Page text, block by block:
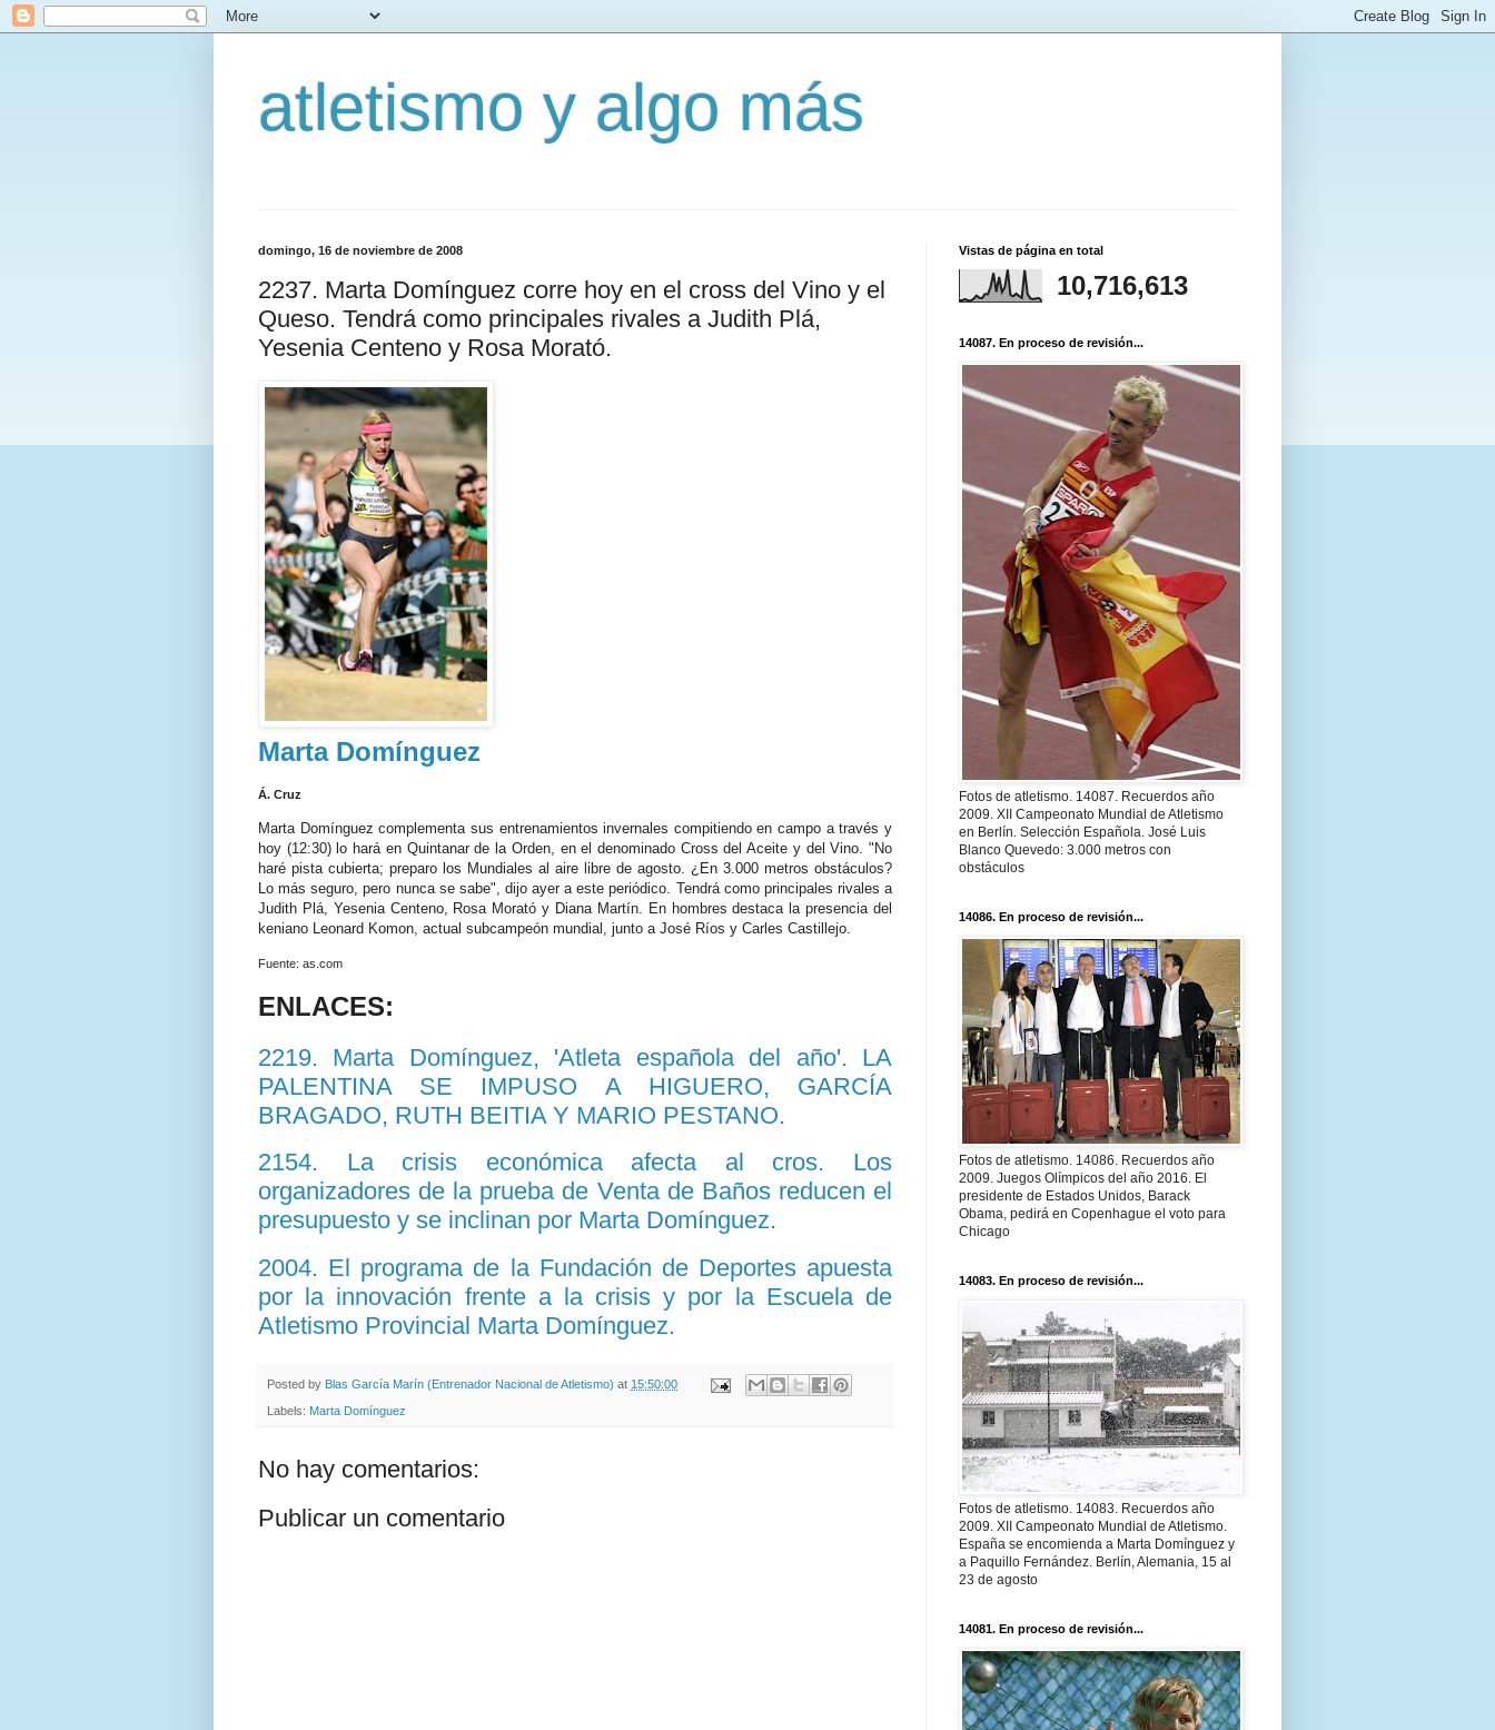
atletismo y algo más
domingo, 16 de noviembre de 2008
2237. Marta Domínguez corre hoy en el cross del Vino y el
Queso. Tendrá como principales rivales a Judith Plá,
Yesenia Centeno y Rosa Morató.
Marta Domínguez
Á. Cruz
Marta Domínguez complementa sus entrenamientos invernales compitiendo en campo a través y
hoy (12:30) lo hará en Quintanar de la Orden, en el denominado Cross del Aceite y del Vino. "No
haré pista cubierta; preparo los Mundiales al aire libre de agosto. ¿En 3.000 metros obstáculos?
Lo más seguro, pero nunca se sabe", dijo ayer a este periódico. Tendrá como principales rivales a
Judith Plá, Yesenia Centeno, Rosa Morató y Diana Martín. En hombres destaca la presencia del
keniano Leonard Komon, actual subcampeón mundial, junto a José Ríos y Carles Castillejo.
Fuente: as.com
ENLACES:
2219. Marta Domínguez, 'Atleta española del año'. LA
PALENTINA SE IMPUSO A HIGUERO, GARCÍA
BRAGADO, RUTH BEITIA Y MARIO PESTANO.
2154. La crisis económica afecta al cros. Los
organizadores de la prueba de Venta de Baños reducen el
presupuesto y se inclinan por Marta Domínguez.
2004. El programa de la Fundación de Deportes apuesta
por la innovación frente a la crisis y por la Escuela de
Atletismo Provincial Marta Domínguez.
Posted by Blas García Marín (Entrenador Nacional de Atletismo) at 15:50:00
Labels: Marta Domínguez
No hay comentarios:
Publicar un comentario
Vistas de página en total
10,716,613
14087. En proceso de revisión...
Fotos de atletismo. 14087. Recuerdos año
2009. XII Campeonato Mundial de Atletismo
en Berlín. Selección Española. José Luis
Blanco Quevedo: 3.000 metros con
obstáculos
14086. En proceso de revisión...
Fotos de atletismo. 14086. Recuerdos año
2009. Juegos Olímpicos del año 2016. El
presidente de Estados Unidos, Barack
Obama, pedirá en Copenhague el voto para
Chicago
14083. En proceso de revisión...
Fotos de atletismo. 14083. Recuerdos año
2009. XII Campeonato Mundial de Atletismo.
España se encomienda a Marta Domínguez y
a Paquillo Fernández. Berlín, Alemania, 15 al
23 de agosto
14081. En proceso de revisión...